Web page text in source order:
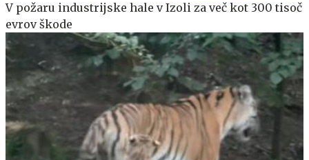
V požaru industrijske hale v Izoli za več kot 300 tisoč
evrov škode